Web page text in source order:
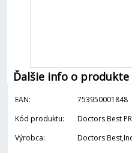
Ďalšie info o produkte
EAN:
753950001848
Kód produktu:
Doctors Best
Výrobca:
Doctors